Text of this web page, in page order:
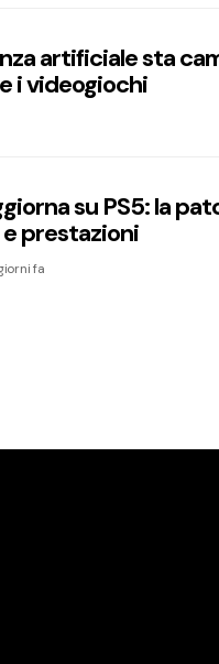
artificiale sta
i videogiochi
su PS5: la
prestazioni
fa